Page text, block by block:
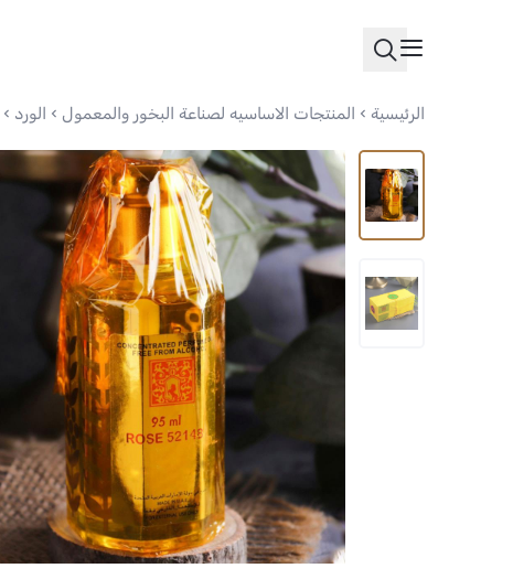
الرئيسية المنتجات الاساسيه لصناعة البخور والمعمول الورد